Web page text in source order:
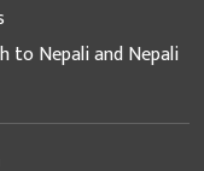
to Nepali and Nepali